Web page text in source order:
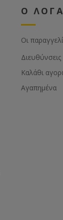
Ο
Οι
Καλάθι
Αγαπημένα